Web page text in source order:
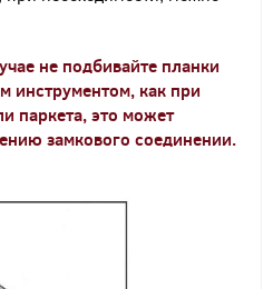
не подбивайте планки
инструментом, как при
паркета, это может
замкового соединении.